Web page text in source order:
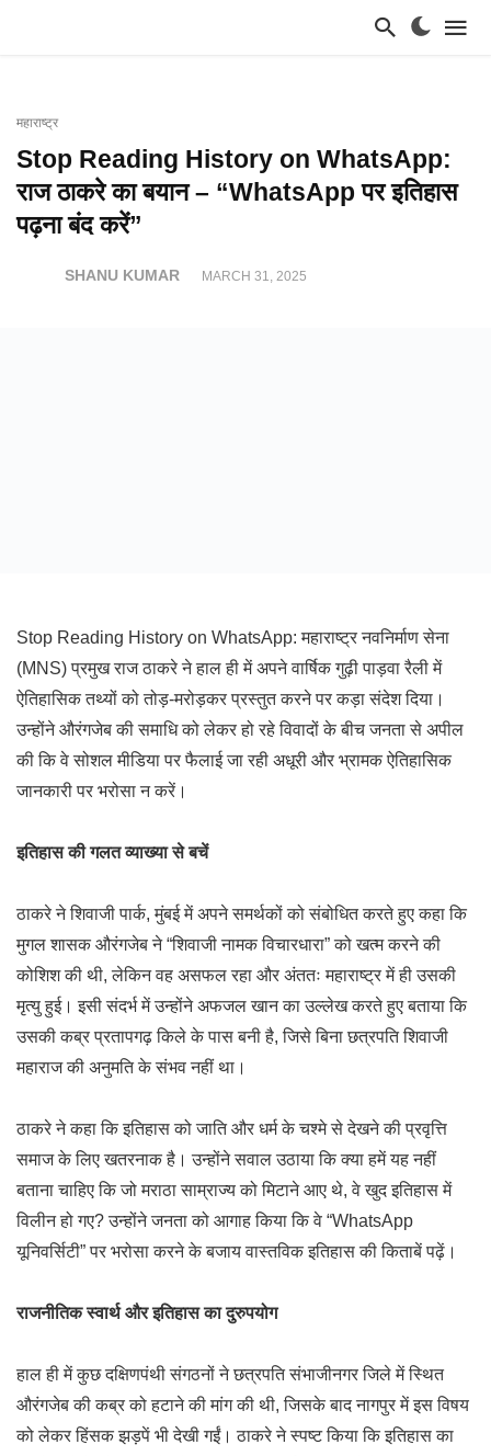
महाराष्ट्र
Stop Reading History on WhatsApp:
राज ठाकरे का बयान – “WhatsApp पर इतिहास
पढ़ना बंद करें”
SHANU KUMAR MARCH 31, 2025
Stop Reading History on WhatsApp: महाराष्ट्र नवनिर्माण सेना
(MNS) प्रमुख राज ठाकरे ने हाल ही में अपने वार्षिक गुढ़ी पाड़वा रैली में
ऐतिहासिक तथ्यों को तोड़-मरोड़कर प्रस्तुत करने पर कड़ा संदेश दिया।
उन्होंने औरंगजेब की समाधि को लेकर हो रहे विवादों के बीच जनता से अपील
की कि वे सोशल मीडिया पर फैलाई जा रही अधूरी और भ्रामक ऐतिहासिक
जानकारी पर भरोसा न करें।
इतिहास की गलत व्याख्या से बचें
ठाकरे ने शिवाजी पार्क, मुंबई में अपने समर्थकों को संबोधित करते हुए कहा कि
मुगल शासक औरंगजेब ने “शिवाजी नामक विचारधारा” को खत्म करने की
कोशिश की थी, लेकिन वह असफल रहा और अंततः महाराष्ट्र में ही उसकी
मृत्यु हुई। इसी संदर्भ में उन्होंने अफजल खान का उल्लेख करते हुए बताया कि
उसकी कब्र प्रतापगढ़ किले के पास बनी है, जिसे बिना छत्रपति शिवाजी
महाराज की अनुमति के संभव नहीं था।
ठाकरे ने कहा कि इतिहास को जाति और धर्म के चश्मे से देखने की प्रवृत्ति
समाज के लिए खतरनाक है। उन्होंने सवाल उठाया कि क्या हमें यह नहीं
बताना चाहिए कि जो मराठा साम्राज्य को मिटाने आए थे, वे खुद इतिहास में
विलीन हो गए? उन्होंने जनता को आगाह किया कि वे “WhatsApp
यूनिवर्सिटी” पर भरोसा करने के बजाय वास्तविक इतिहास की किताबें पढ़ें।
राजनीतिक स्वार्थ और इतिहास का दुरुपयोग
हाल ही में कुछ दक्षिणपंथी संगठनों ने छत्रपति संभाजीनगर जिले में स्थित
औरंगजेब की कब्र को हटाने की मांग की थी, जिसके बाद नागपुर में इस विषय
को लेकर हिंसक झड़पें भी देखी गईं। ठाकरे ने स्पष्ट किया कि इतिहास का